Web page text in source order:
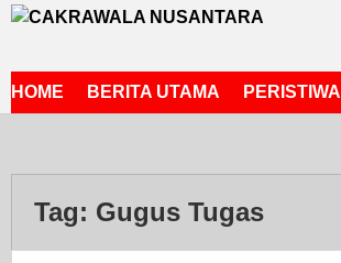
Lewati
HOME
BERITA UTAMA PERISTIWA
Tag: Gugus Tugas